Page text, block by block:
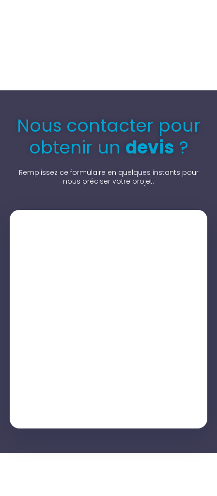
Nous contacter pour
obtenir un devis ?
Remplissez ce formulaire en quelques instants pour
nous préciser votre projet.